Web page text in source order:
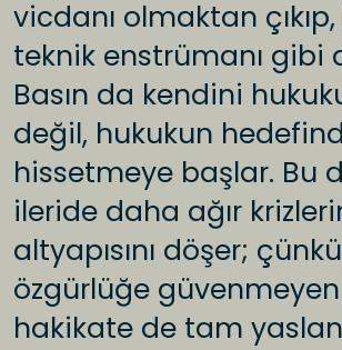
vicdanı olmaktan
teknik enstrümanı gibi
Basın da kendini
değil, hukukun
hissetmeye başlar. Bu
ileride daha ağır
altyapısını döşer; çünkü
özgürlüğe
hakikate de tam